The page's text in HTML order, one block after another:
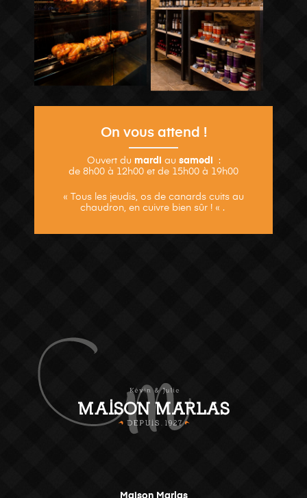
On vous attend !
Ouvert du mardi au samedi
:
de 8h00 à 12h00 et de 15h00 à 19h00
« Tous les jeudis, os de canards cuits au
chaudron, en cuivre bien sûr ! « .